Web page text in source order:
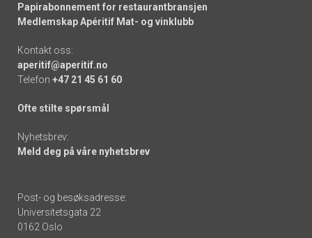
Papirabonnement for restaurantbransjen
Medlemskap Apéritif Mat- og vinklubb
Kontakt oss:
aperitif@aperitif.no
Telefon +47 21 45 61 60
Ofte stilte spørsmål
Nyhetsbrev:
Meld deg på våre nyhetsbrev
Post- og besøksadresse:
Universitetsgata 22
0162 Oslo